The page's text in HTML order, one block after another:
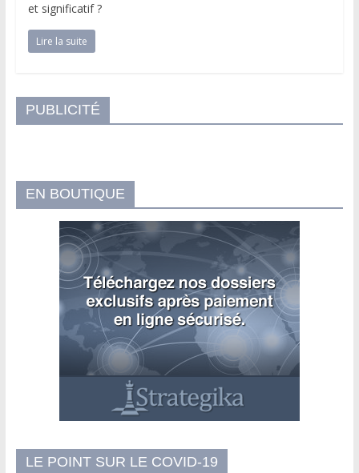
et significatif ?
Lire la suite
PUBLICITÉ
EN BOUTIQUE
LE POINT SUR LE COVID-19